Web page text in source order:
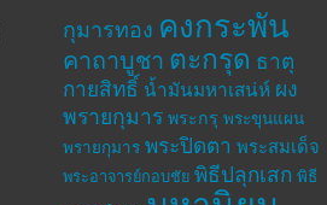
กุมารทอง คงกระพัน
คาถาบูชา ตะกรุด ธาตุ
กายสิทธิ์ น้ำมันมหาเสน่ห์ ผง
พรายกุมาร พระกรุ พระขุนแผน
พรายกุมาร พระปิดตา พระสมเด็จ
พระอาจารย์กอบชัย พิธีปลุกเสก พิธี